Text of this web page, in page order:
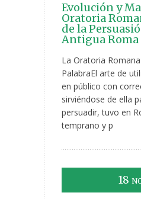
Evolución y
Oratoria
de la
Antigua Roma
La Oratoria
PalabraEl arte de
en público con
sirviéndose de ella
persuadir, tuvo en
temprano y p
18